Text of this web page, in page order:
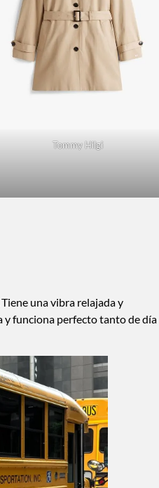
Tommy Hilgi
una vibra relajada y
y funciona perfecto tanto de día